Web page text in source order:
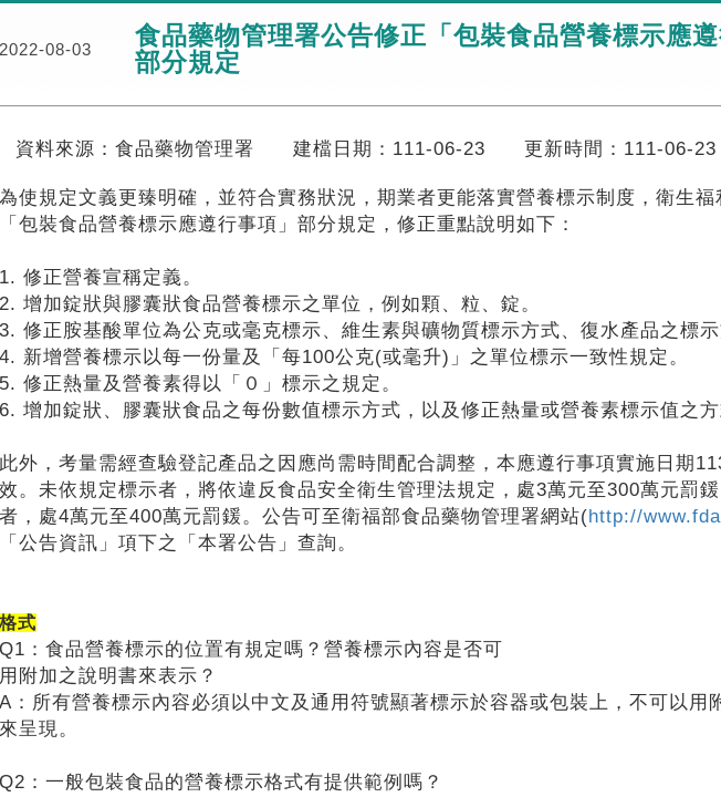
2022-08-03
食品藥物管理署公告修正「包裝食品營養標示應遵
部分規定
資料來源： 食品藥物管理署 建檔日期： 111-06-23 更新時間： 111-06-23
為使規定文義更臻明確，並符合實務狀況，期業者更能落實營養標示制度，衛生福
「包裝食品營養標示應遵行事項」部分規定，修正重點說明如下：
1. 修正營養宣稱定義。
2. 增加錠狀與膠囊狀食品營養標示之單位，例如顆、粒、錠。
3. 修正胺基酸單位為公克或毫克標示、維生素與礦物質標示方式、復水產品之標示
4. 新增營養標示以每一份量及「每100公克(或毫升)」之單位標示一致性規定。
5. 修正熱量及營養素得以「０」標示之規定。
6. 增加錠狀、膠囊狀食品之每份數值標示方式，以及修正熱量或營養素標示值之方
此外，考量需經查驗登記產品之因應尚需時間配合調整，本應遵行事項實施日期
效。未依規定標示者，將依違反食品安全衛生管理法規定，處3萬元至300萬元罰
者，處4萬元至400萬元罰鍰。公告可至衛福部食品藥物管理署網站(http://
「公告資訊」項下之「本署公告」查詢。
格式
Q1：食品營養標示的位置有規定嗎？營養標示內容是否可
用附加之說明書來表示？
A：所有營養標示內容必須以中文及通用符號顯著標示於容器或包裝上，不可以用
來呈現。
Q2：一般包裝食品的營養標示格式有提供範例嗎？